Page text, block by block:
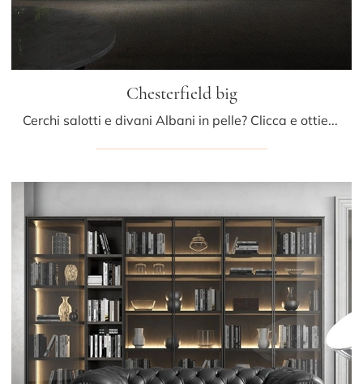
Chesterfield big
Cerchi salotti e divani Albani in pelle? Clicca e ottieni informazioni sul modello Chesterfield big per spazi classici.